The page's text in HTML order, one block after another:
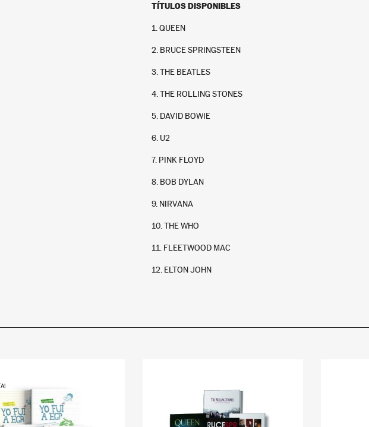
TÍTULOS DISPONIBLES
1. QUEEN
2. BRUCE SPRINGSTEEN
3. THE BEATLES
4. THE ROLLING STONES
5. DAVID BOWIE
6. U2
7. PINK FLOYD
8. BOB DYLAN
9. NIRVANA
10. THE WHO
11. FLEETWOOD MAC
12. ELTON JOHN